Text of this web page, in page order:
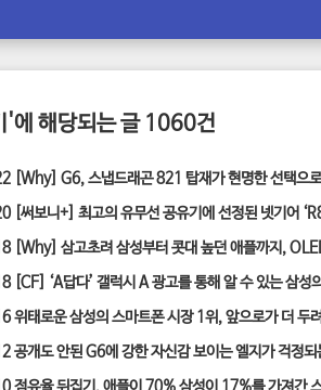
'에 해당되는 글 1060건
[Why] G6, 스냅드래곤 821 탑재가 현명한 선택으
[써보니+] 최고의 유무선 공유기에 선정된 넷기어
[Why] 삼고초려 삼성부터 콧대 높던 애플까지,
[CF] ‘A답다’ 갤럭시 A 광고를 통해 알 수 있는 삼성
위태로운 삼성의 스마트폰 시장 1위, 앞으로가 더 두
공개도 안된 G6에 강한 자신감 보이는 엘지가 걱정되